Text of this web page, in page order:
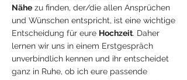
Nähe zu finden, der/die allen Ansprüchen
und Wünschen entspricht, ist eine wichtige
Entscheidung für eure Hochzeit. Daher
lernen wir uns in einem Erstgespräch
unverbindlich kennen und ihr entscheidet
ganz in Ruhe, ob ich eure passende